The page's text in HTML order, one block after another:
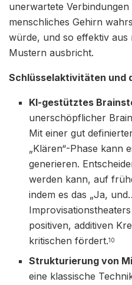
unerwartete
menschliches Gehirn
würde, und so effektiv aus
Mustern ausbricht.
Schlüsselaktivitäten und
KI-gestütztes
unerschöpflicher
Mit einer gut
„Klären“-Phase kann
generieren.
werden kann, auf
indem es das „Ja,
positiven, additiven
kritischen fördert.10
Strukturierung von
eine klassische